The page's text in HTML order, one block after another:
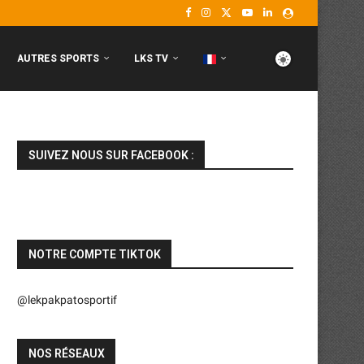
AUTRES SPORTS LKS TV
SUIVEZ NOUS SUR FACEBOOK :
NOTRE COMPTE TIKTOK
@lekpakpatosportif
NOS RÉSEAUX